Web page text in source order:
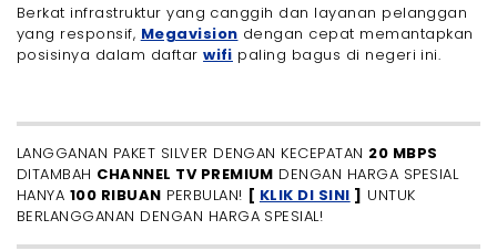
Berkat infrastruktur yang canggih dan layanan pelanggan
yang responsif, Megavision dengan cepat memantapkan
posisinya dalam daftarwifi paling bagus di negeri ini.
LANGGANAN PAKET SILVER DENGAN KECEPATAN 20 MBPS
DITAMBAH CHANNEL TV PREMIUM DENGAN HARGA SPESIAL
HANYA 100 RIBUAN PERBULAN! [ KLIK DI SINI ] UNTUK
BERLANGGANAN DENGAN HARGA SPESIAL!